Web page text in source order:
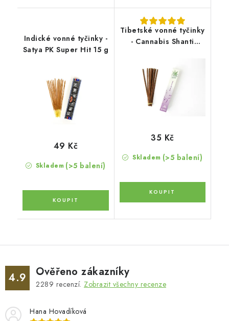
Indické vonné tyčinky -
Satya PK Super Hit 15 g
Skladem (>5 balení)
49 Kč
Tibetské vonné tyčinky
- Cannabis Shanti
Skladem (>5 balení)
35 Kč
4.9 Ověřeno zákazníky
2289 recenzí. Zobrazit všechny recenze
Hana Hovadíková